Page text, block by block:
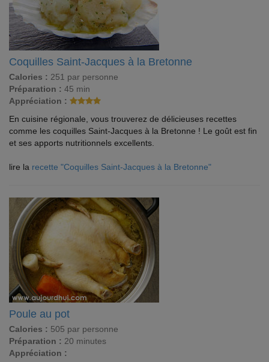
Coquilles Saint-Jacques à la Bretonne
Calories : 251 par personne
Préparation : 45 min
Appréciation :
En cuisine régionale, vous trouverez de délicieuses recettes
comme les coquilles Saint-Jacques à la Bretonne ! Le goût est fin
et ses apports nutritionnels excellents.
lire la recette "Coquilles Saint-Jacques à la Bretonne"
Poule au pot
Calories : 505 par personne
Préparation : 20 minutes
Appréciation :